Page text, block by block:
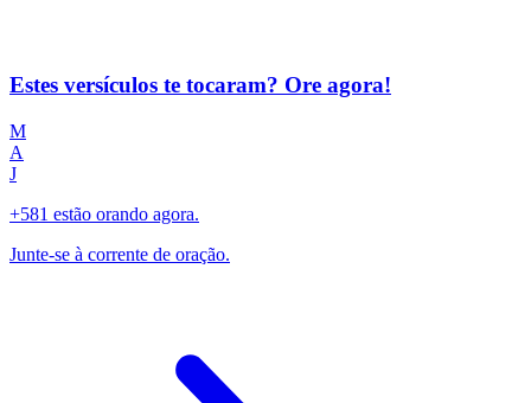
Estes versículos te tocaram? Ore agora!
M
A
J
+581 estão orando agora.
Junte-se à corrente de oração.